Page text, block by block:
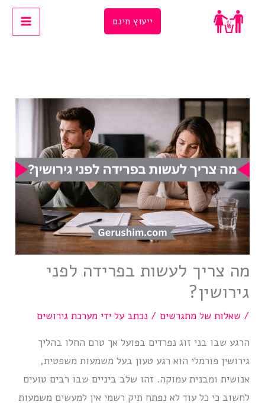
ייעוץ חינם
מה צריך לעשות בפרידה לפני
גירושין?
/שאלות של מתגרשים / נכתב על ידימערכת גירושים
הרגע שבו בני זוג נפרדים בפועל אך טרם החלו בהליך
גירושין פורמלי הוא רגע טעון בעל משמעות משפטית,
אנושית ומבנית עמוקה. זהו שלב ביניים שבו רבים טועים
לחשוב כי כל עוד לא נפתח תיק רשמי אין למעשים משמעות